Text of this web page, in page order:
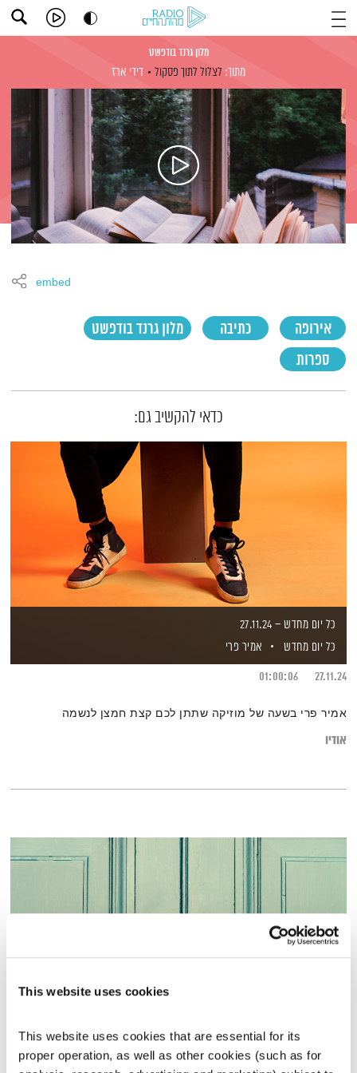
This website uses cookies
This website uses cookies that are essential for its
proper operation, as well as other cookies (such as for
מלון גרנד בודפשט
מתוך: לצלול לתוך פסקול דידי ארז
אירופה כתיבה
מלון גרנד בודפשט
ספרות
embed
כדאי להקשיב גם:
כל יום מחדש – 27.11.24
כל יום מחדש
אמיר פרי
27.11.24
01:00:06
אמיר פרי בשעה של מוזיקה שתתן לכם קצת חמצן לנשמה
אודיו
קול קורא
תום לב-אריוירדן להבי